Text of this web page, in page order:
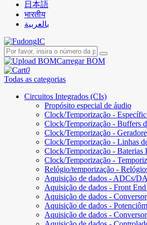
日本語
भारतीय
بالعربية
Carregar BOM
0
Todas as categorias
Circuitos Integrados (CIs)
Propósito especial de áudio
Clock/Temporização -
Clock/Temporização - Buffers
Clock/Temporização -
Clock/Temporização - Linhas
Clock/Temporização - Baterias
Clock/Temporização -
Relógio/temporização -
Aquisição de dados - ADCs/
Aquisição de dados - Front
Aquisição de dados -
Aquisição de dados -
Aquisição de dados -